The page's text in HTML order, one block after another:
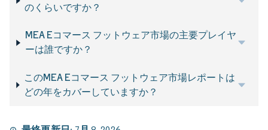
のくらいですか？
MEA Eコマース フットウェア市場の主要プレイヤ
ーは誰ですか？
このMEA Eコマース フットウェア市場レポートは
どの年をカバーしていますか？